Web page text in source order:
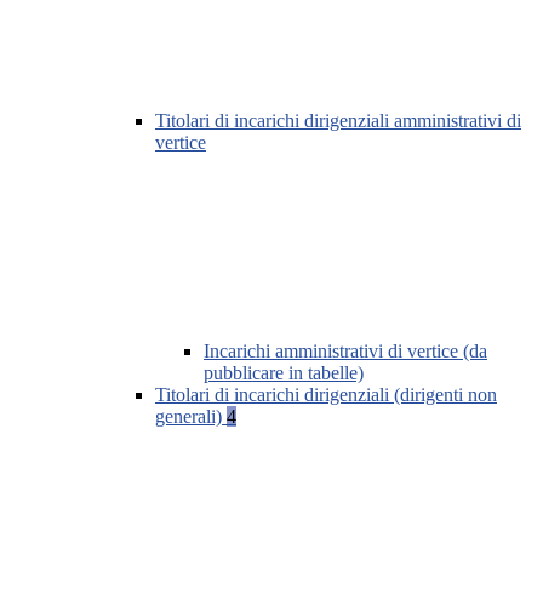
Titolari di incarichi dirigenziali amministrativi di
vertice
Incarichi amministrativi di vertice (da
pubblicare in tabelle)
Titolari di incarichi dirigenziali (dirigenti non
generali) 4